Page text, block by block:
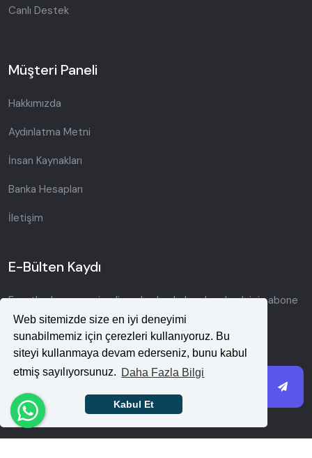
Web sitemizde size en iyi deneyimi
sunabilmemiz için çerezleri kullanıyoruz. Bu
siteyi kullanmaya devam ederseniz, bunu kabul
etmiş sayılıyorsunuz. Daha Fazla Bilgi
Kabul Et
Canlı Destek
Müşteri Paneli
Hakkımızda
Aydınlatma Metni
İnsan Kaynakları
Banka Hesapları
İletişim
E-Bülten Kaydı
Fırsatlardan ve yeni gelişmelerden haberdar olmak için abone
olun.